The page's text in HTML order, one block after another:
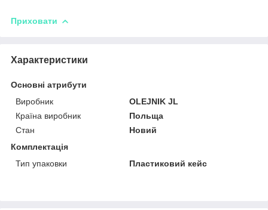
Приховати
Характеристики
Основні атрибути
Виробник
OLEJNIK JL
Країна виробник
Польща
Стан
Новий
Комплектація
Тип упаковки
Пластиковий кейс